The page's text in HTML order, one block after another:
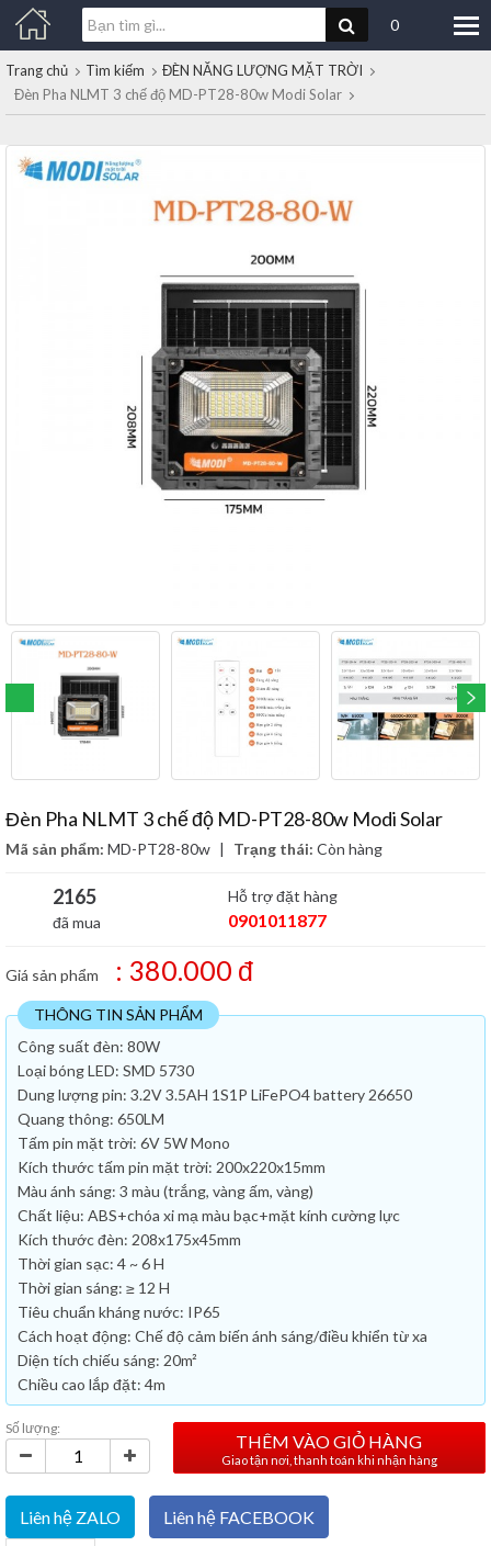
0
Trang chủ Tìm kiếm
ĐÈN NĂNG LƯỢNG MẶT TRỜI
Đèn Pha NLMT 3 chế độ MD-PT28-80w Modi Solar
Đèn Pha NLMT 3 chế độ MD-PT28-80w Modi Solar
Mã sản phẩm: MD-PT28-80w | Trạng thái: Còn hàng
2165
đã mua
Hỗ trợ đặt hàng
0901011877
Giá sản phẩm : 380.000 đ
THÔNG TIN SẢN PHẨM
Công suất đèn: 80W
Loại bóng LED: SMD 5730
Dung lượng pin: 3.2V 3.5AH 1S1P LiFePO4 battery 26650
Quang thông: 650LM
Tấm pin mặt trời: 6V 5W Mono
Kích thước tấm pin mặt trời: 200x220x15mm
Màu ánh sáng: 3 màu (trắng, vàng ấm, vàng)
Chất liệu: ABS+chóa xi mạ màu bạc+mặt kính cường lực
Kích thước đèn: 208x175x45mm
Thời gian sạc: 4 ~ 6 H
Thời gian sáng: ≥ 12 H
Tiêu chuẩn kháng nước: IP65
Cách hoạt động: Chế độ cảm biến ánh sáng/điều khiển từ xa
Diện tích chiếu sáng: 20m²
Chiều cao lắp đặt: 4m
Số lượng:
THÊM VÀO GIỎ HÀNG
Giao tận nơi, thanh toán khi nhận hàng
Liên hệ ZALO
Liên hệ FACEBOOK